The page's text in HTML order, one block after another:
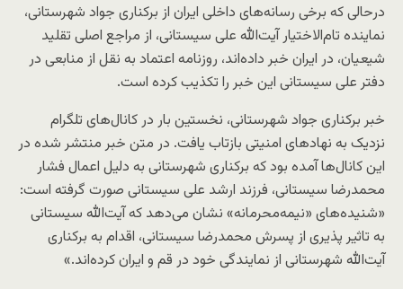
درحالی که برخی رسانه‌های داخلی ایران از برکناری جواد شهرستانی،
نماینده تام‌الاختیار آیت‌الله علی سیستانی، از مراجع اصلی تقلید
شیعیان، در ایران خبر داده‌اند، روزنامه اعتماد به نقل از منابعی در
دفتر علی سیستانی این خبر را تکذیب کرده است.
خبر برکناری جواد شهرستانی، نخستین بار در کانال‌های تلگرام
نزدیک به نهادهای امنیتی بازتاب یافت. در متن خبر منتشر شده در
این کانال‌ها آمده بود که برکناری شهرستانی به دلیل اعمال فشار
محمدرضا سیستانی، فرزند ارشد علی سیستانی صورت گرفته است:
«شنیده‌های «نیمه‌محرمانه» نشان می‌دهد که آیت‌الله سیستانی
به تاثیر پذیری از پسرش محمدرضا سیستانی، اقدام به برکناری
آیت‌الله شهرستانی از نمایندگی خود در قم و ایران کرده‌اند.»